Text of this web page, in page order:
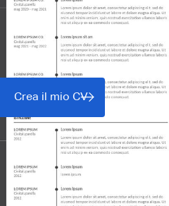
Crea il mio CV